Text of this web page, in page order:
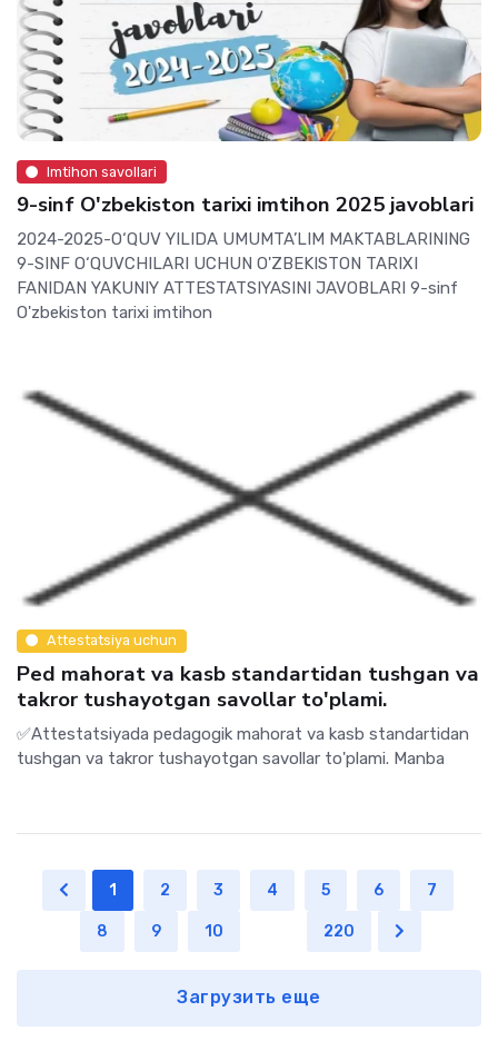
Imtihon savollari
9-sinf O'zbekiston tarixi imtihon 2025 javoblari
2024-2025-O‘QUV YILIDA UMUMTA’LIM MAKTABLARINING
9-SINF O‘QUVCHILARI UCHUN O'ZBEKISTON TARIXI
FANIDAN YAKUNIY ATTESTATSIYASINI JAVOBLARI 9-sinf
O'zbekiston tarixi imtihon
Attestatsiya uchun
Ped mahorat va kasb standartidan tushgan va
takror tushayotgan savollar to'plami.
✅Attestatsiyada pedagogik mahorat va kasb standartidan
tushgan va takror tushayotgan savollar to'plami. Manba
1 2 3 4 5 6 7
8 9 10 220
Загрузить еще